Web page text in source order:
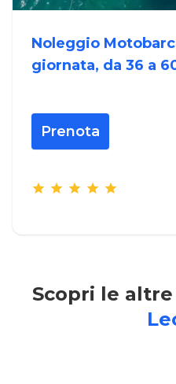
Noleggio
giornata, da 36 a
Prenota
Scopri le altre